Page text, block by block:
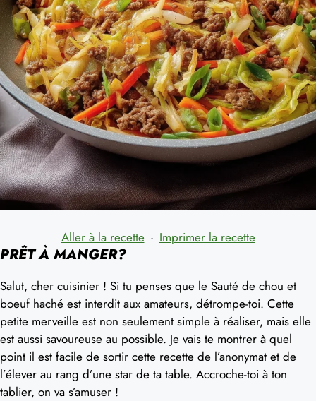
Aller à la recette · Imprimer la recette
PRÊT À MANGER?
Salut, cher cuisinier ! Si tu penses que le Sauté de chou et
boeuf haché est interdit aux amateurs, détrompe-toi. Cette
petite merveille est non seulement simple à réaliser, mais elle
est aussi savoureuse au possible. Je vais te montrer à quel
point il est facile de sortir cette recette de l’anonymat et de
l’élever au rang d’une star de ta table. Accroche-toi à ton
tablier, on va s’amuser !